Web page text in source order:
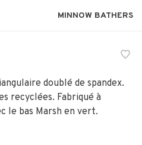
MINNOW BATHERS
doublé de spandex.
recyclées. Fabriqué à
le bas Marsh en vert.